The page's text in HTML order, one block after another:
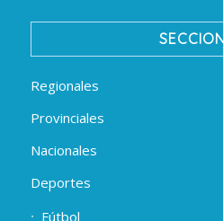
Regionales
Provinciales
Nacionales
Deportes
Fútbol